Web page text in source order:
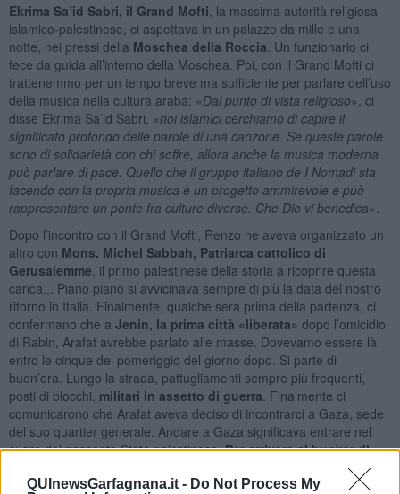
QUInewsGarfagnana.it - Do Not Process My
Ekrima Sa’id Sabri, il Grand Mofti , la massima autorità religiosa
islamico-palestinese, ci aspettava in un palazzo da mille e una
notte, nei pressi della Moschea della Roccia . Un funzionario ci
fece da guida all’interno della Moschea. Poi, con il Grand Mofti ci
trattenemmo per un tempo breve ma sufficiente per parlare dell’uso
della musica nella cultura araba: «Dal punto di vista religioso», ci
disse Ekrima Sa’id Sabri, «noi islamici cerchiamo di capire il
significato profondo delle parole di una canzone. Se queste parole
sono di solidarietà con chi soffre, allora anche la musica moderna
può parlare di pace. Quello che il gruppo italiano de I Nomadi sta
facendo con la propria musica è un progetto ammirevole e può
rappresentare un ponte fra culture diverse. Che Dio vi benedica».
Dopo l’incontro con il Grand Mofti, Renzo ne aveva organizzato un
altro con Mons. Michel Sabbah, Patriarca cattolico di
Gerusalemme , il primo palestinese della storia a ricoprire questa
carica... Piano piano si avvicinava sempre di più la data del nostro
ritorno in Italia. Finalmente, qualche sera prima della partenza, ci
confermano che a Jenin, la prima città «liberata» dopo l’omicidio
di Rabin, Arafat avrebbe parlato alle masse. Dovevamo essere là
entro le cinque del pomeriggio del giorno dopo. Si parte di
buon’ora. Lungo la strada, pattugliamenti sempre più frequenti,
posti di blocchi, militari in assetto di guerra . Finalmente ci
comunicarono che Arafat aveva deciso di incontrarci a Gaza, sede
del suo quartier generale. Andare a Gaza significava entrare nel
cuore del nascente Stato palestinese.Per arrivare al bunker di
: militari, di guardie del
corpo e servizi di sicurezza.